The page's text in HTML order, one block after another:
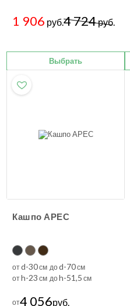
1 906 руб.4 724руб.
Выбрать
Кашпо АРЕС
отd-30см доd-70см
отh-23 см доh-51,5 см
от4 056руб.